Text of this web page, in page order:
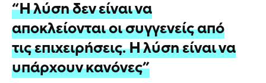
“Η λύση δεν είναι να
αποκλείονται οι συγγενείς από
τις επιχειρήσεις. Η λύση είναι να
υπάρχουν κανόνες”